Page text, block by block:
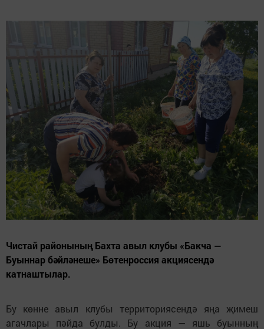
Чистай районының Бахта авыл клубы «Бакча —
Буыннар бәйләнеше» Бөтенроссия акциясендә
катнаштылар.
Бу көнне авыл клубы территориясендә яңа җимеш
агачлары пәйда булды. Бу акция — яшь буынның